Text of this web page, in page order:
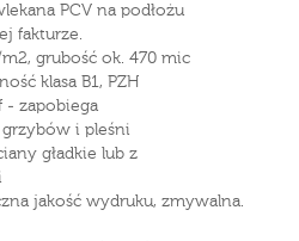
PCV na podłożu
fakturze.
m2, grubość ok. 470 mic
klasa B1, PZH
- zapobiega
i pleśni
gładkie lub z
jakość wydruku, zmywalna.